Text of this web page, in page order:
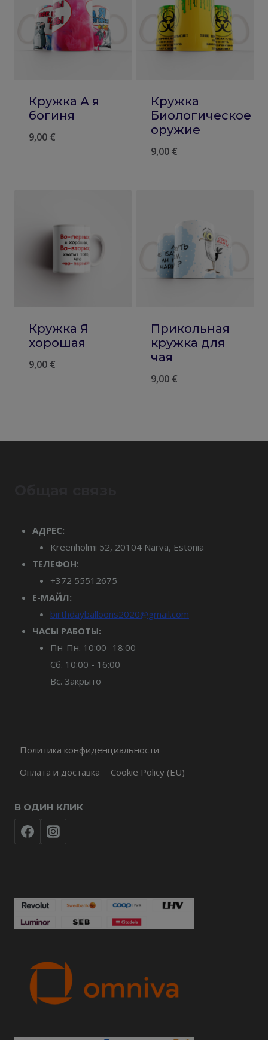
Кружка А я
богиня
9,00 €
Кружка
Биологическое
оружие
9,00 €
Кружка Я
хорошая
9,00 €
Прикольная
кружка для
чая
9,00 €
АДРЕС:
Kreenholmi 52, 20104 Narva, Estonia
ТЕЛЕФОН:
+372 55512675
Е-МАЙЛ:
birthdayballoons2020@gmail.com
ЧАСЫ РАБОТЫ:
Пн-Пн. 10:00 -18:00
Сб. 10:00 - 16:00
Вс. Закрыто
Политика конфиденциальности
Оплата и доставка
Cookie Policy (EU)
В ОДИН КЛИК